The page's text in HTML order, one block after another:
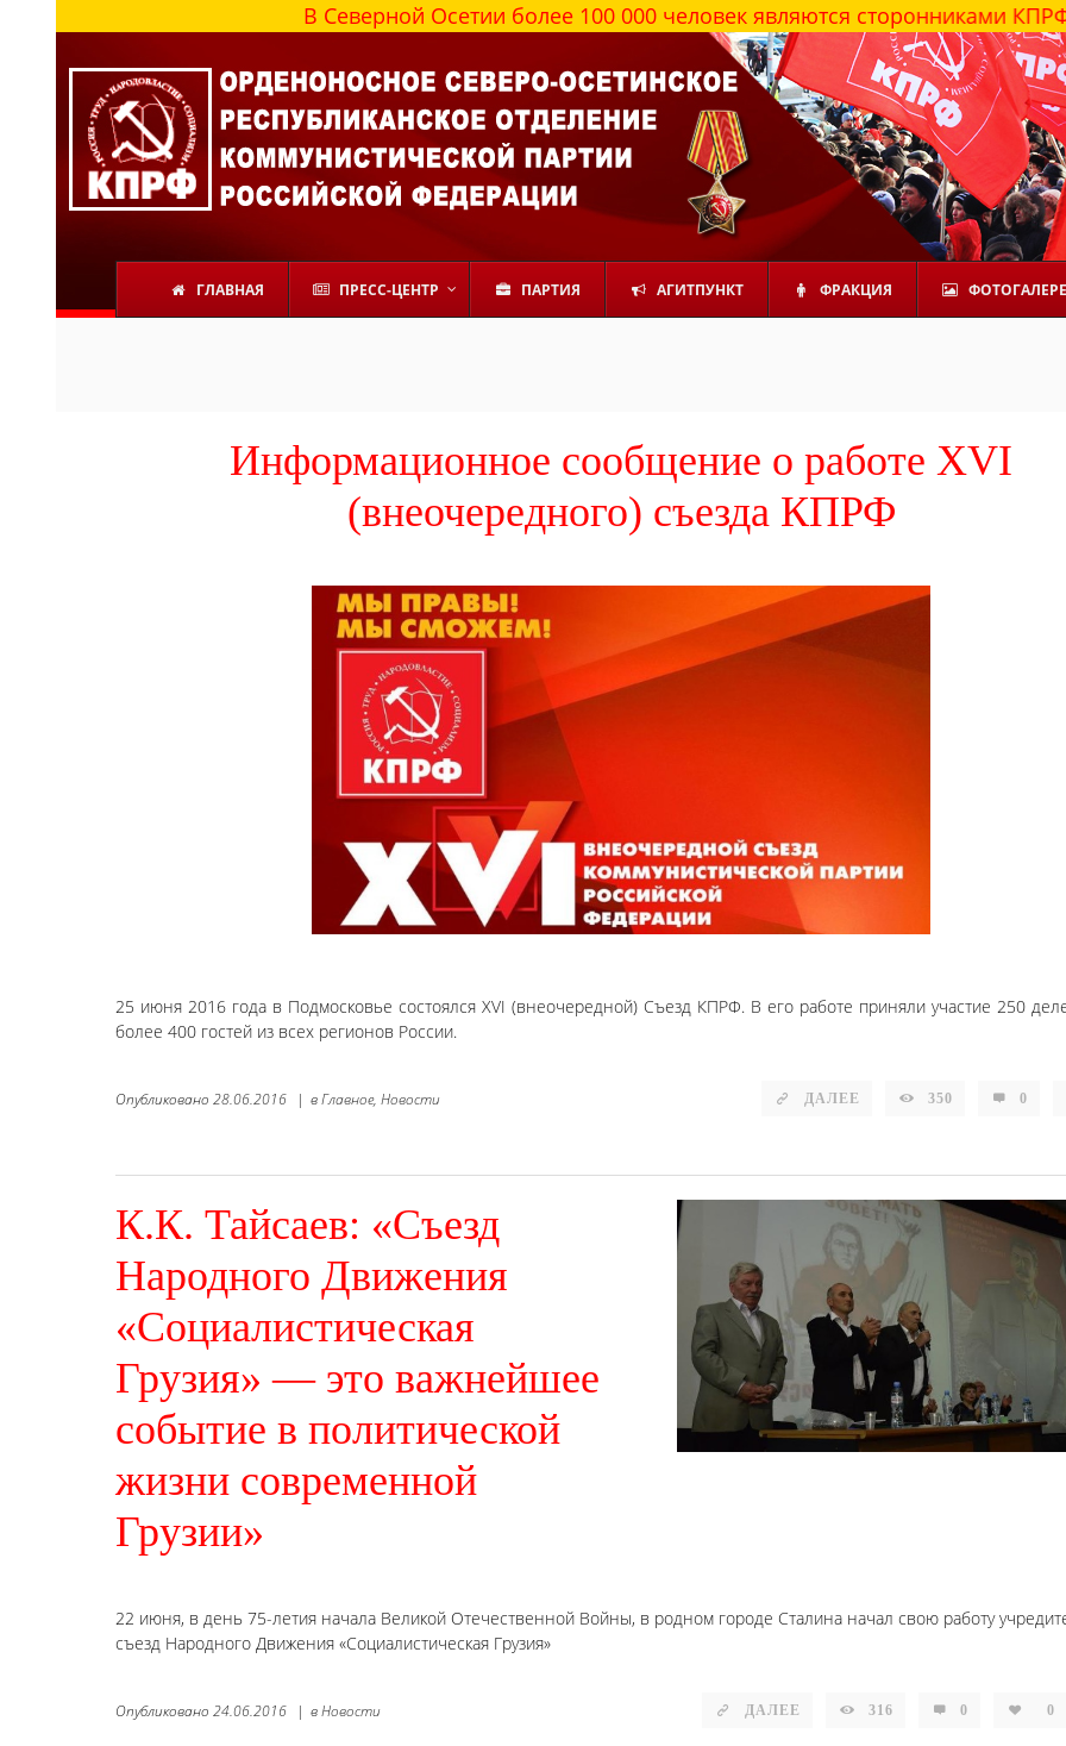
В Северной Осетии более 100 000 человек являются сторонниками КПРФ
ГЛАВНАЯ ПРЕСС-ЦЕНТР ПАРТИЯ АГИТПУНКТ ФРАКЦИЯ
Информационное сообщение о работе XVI
(внеочередного) съезда КПРФ
25 июня 2016 года в Подмосковье состоялся XVI (внеочередной) Съезд КПРФ. В его работе приняли участие 250
более 400 гостей из всех регионов России.
ДАЛЕЕ 350 0
Опубликовано 28.06.2016 | вГлавное, Новости
К.К. Тайсаев: «Съезд
Народного Движения
«Социалистическая
Грузия» — это важнейшее
событие в политической
жизни современной
Грузии»
22 июня, в день 75-летия начала Великой Отечественной Войны, в родном городе Сталина начал свою работу
съезд Народного Движения «Социалистическая Грузия»
ДАЛЕЕ 316 0 0
Опубликовано 24.06.2016 | вНовости